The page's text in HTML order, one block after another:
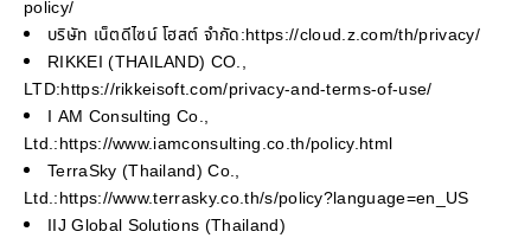
policy/
บริษัท เน็ตดีไซน์ โฮสต์ จำกัด:https://cloud.z.com/th/privacy/
RIKKEI (THAILAND) CO.,
LTD:https://rikkeisoft.com/privacy-and-terms-of-use/
I AM Consulting Co.,
Ltd.:https://www.iamconsulting.co.th/policy.html
TerraSky (Thailand) Co.,
Ltd.:https://www.terrasky.co.th/s/policy?language=en_US
IIJ Global Solutions (Thailand)